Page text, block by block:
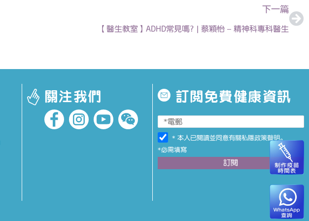
下一篇
【醫生教室】ADHD常見嗎? | 蔡穎怡 – 精神科專科醫生
關注我們 訂閱免費健康資訊
* 本人已閱讀並同意有關私隱政策聲明。
*必需填寫